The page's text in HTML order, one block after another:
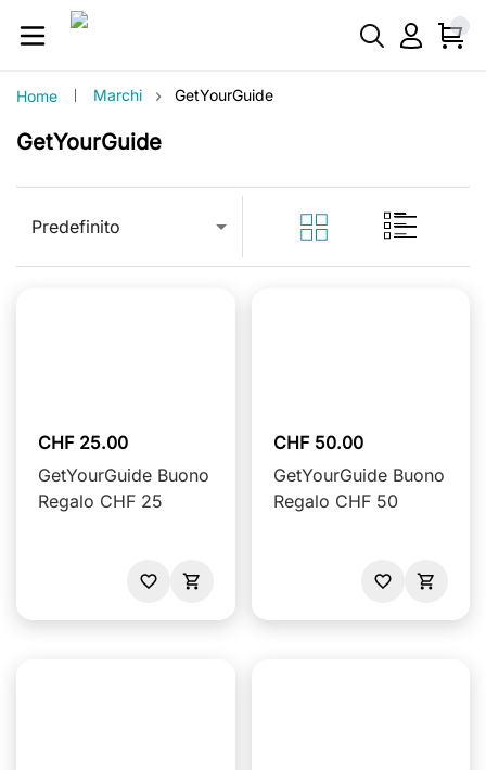
Home Marchi › GetYourGuide
GetYourGuide
Predefinito
CHF 25.00
GetYourGuide Buono
Regalo CHF 25
CHF 50.00
GetYourGuide Buono
Regalo CHF 50